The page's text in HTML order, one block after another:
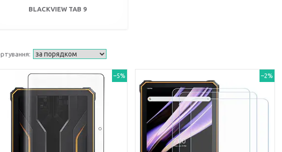
BLACKVIEW TAB 9
–5% –2%